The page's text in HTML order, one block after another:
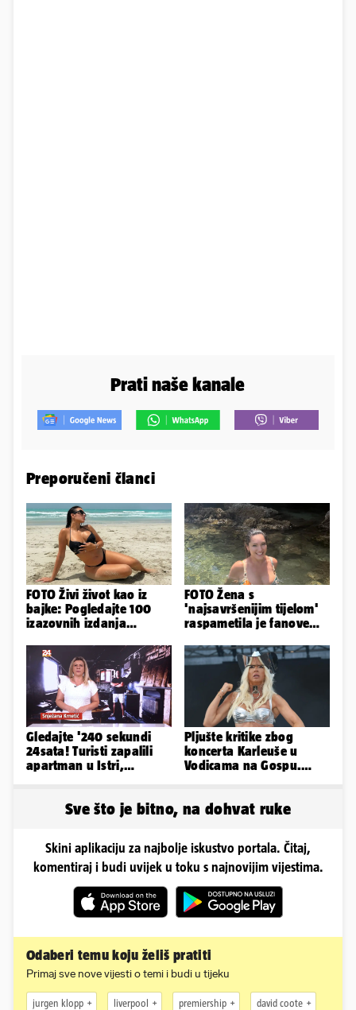
Prati naše kanale
Preporučeni članci
FOTO Živi život kao iz
bajke: Pogledajte 100
izazovnih izdanja
FOTO Žena s
'najsavršenijim tijelom'
raspametila je fanove
plićaka
Gledajte '240 sekundi
24sata! Turisti zapalili
apartman u Istri,
Pljušte kritike zbog
koncerta Karleuše u
Vodicama na Gospu.
Sve što je bitno, na dohvat ruke
Skini aplikaciju za najbolje iskustvo portala. Čitaj,
komentiraj i budi uvijek u toku s najnovijim vijestima.
Odaberi temu koju želiš pratiti
Primaj sve nove vijesti o temi i budi u tijeku
jurgen klopp liverpool premiership david coote